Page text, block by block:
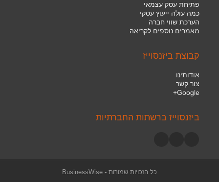
פתיחת עסק עצמאי
כמה עולה ייעוץ עסקי
הערכת שווי חברה
מאמרים נוספים לקריאה
קבוצת ביזנסוייז
אודותינו
צור קשר
Google+
ביזנסוייז ברשתות החברתיות
כל הזכויות שמורות - BusinessWise